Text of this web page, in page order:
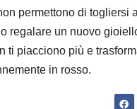
permettono di togliersi
regalare un nuovo
ti piacciono più e
in rosso.